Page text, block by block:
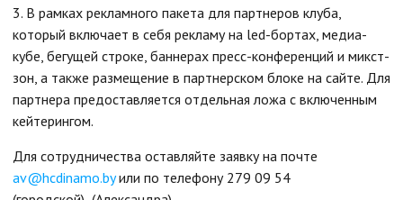
3. В рамках рекламного пакета для партнеров клуба,
который включает в себя рекламу на led-бортах, медиа-
кубе, бегущей строке, баннерах пресс-конференций и микст-
зон, а также размещение в партнерском блоке на сайте. Для
партнера предоставляется отдельная ложа с включенным
кейтерингом.
Для сотрудничества оставляйте заявку на почте
av@hcdinamo.byили по телефону 279 09 54